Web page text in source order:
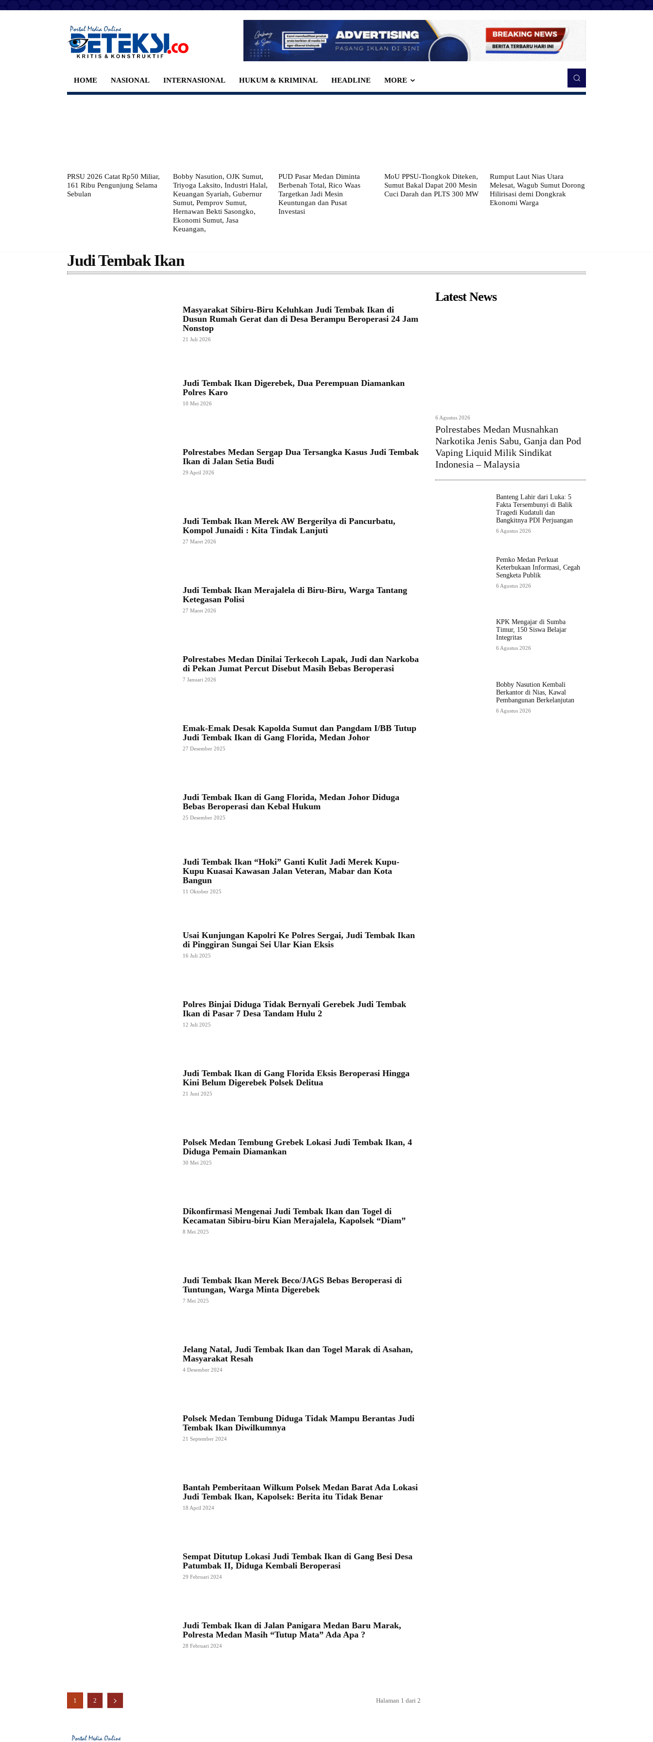
HOME NASIONAL INTERNASIONAL HUKUM & KRIMINAL HEADLINE MORE
PRSU 2026 Catat Rp50 Miliar,
161 Ribu Pengunjung Selama
Sebulan
Bobby Nasution, OJK Sumut,
Triyoga Laksito, Industri Halal,
Keuangan Syariah, Gubernur
Sumut, Pemprov Sumut,
Hernawan Bekti Sasongko,
Ekonomi Sumut, Jasa
Keuangan,
PUD Pasar Medan Diminta
Berbenah Total, Rico Waas
Targetkan Jadi Mesin
Keuntungan dan Pusat
Investasi
MoU PPSU-Tiongkok Diteken,
Sumut Bakal Dapat 200 Mesin
Cuci Darah dan PLTS 300 MW
Rumput Laut Nias Utara
Melesat, Wagub Sumut Dorong
Hilirisasi demi Dongkrak
Ekonomi Warga
Judi Tembak Ikan
Masyarakat Sibiru-Biru Keluhkan Judi Tembak Ikan di
Dusun Rumah Gerat dan di Desa Berampu Beroperasi 24 Jam
Nonstop
21 Juli 2026
Judi Tembak Ikan Digerebek, Dua Perempuan Diamankan
Polres Karo
10 Mei 2026
Polrestabes Medan Sergap Dua Tersangka Kasus Judi Tembak
Ikan di Jalan Setia Budi
29 April 2026
Judi Tembak Ikan Merek AW Bergerilya di Pancurbatu,
Kompol Junaidi : Kita Tindak Lanjuti
27 Maret 2026
Judi Tembak Ikan Merajalela di Biru-Biru, Warga Tantang
Ketegasan Polisi
27 Maret 2026
Polrestabes Medan Dinilai Terkecoh Lapak, Judi dan Narkoba
di Pekan Jumat Percut Disebut Masih Bebas Beroperasi
7 Januari 2026
Emak-Emak Desak Kapolda Sumut dan Pangdam I/BB Tutup
Judi Tembak Ikan di Gang Florida, Medan Johor
27 Desember 2025
Judi Tembak Ikan di Gang Florida, Medan Johor Diduga
Bebas Beroperasi dan Kebal Hukum
25 Desember 2025
Judi Tembak Ikan “Hoki” Ganti Kulit Jadi Merek Kupu-
Kupu Kuasai Kawasan Jalan Veteran, Mabar dan Kota
Bangun
11 Oktober 2025
Usai Kunjungan Kapolri Ke Polres Sergai, Judi Tembak Ikan
di Pinggiran Sungai Sei Ular Kian Eksis
16 Juli 2025
Polres Binjai Diduga Tidak Bernyali Gerebek Judi Tembak
Ikan di Pasar 7 Desa Tandam Hulu 2
12 Juli 2025
Judi Tembak Ikan di Gang Florida Eksis Beroperasi Hingga
Kini Belum Digerebek Polsek Delitua
21 Juni 2025
Polsek Medan Tembung Grebek Lokasi Judi Tembak Ikan, 4
Diduga Pemain Diamankan
30 Mei 2025
Dikonfirmasi Mengenai Judi Tembak Ikan dan Togel di
Kecamatan Sibiru-biru Kian Merajalela, Kapolsek “Diam”
8 Mei 2025
Judi Tembak Ikan Merek Beco/JAGS Bebas Beroperasi di
Tuntungan, Warga Minta Digerebek
7 Mei 2025
Jelang Natal, Judi Tembak Ikan dan Togel Marak di Asahan,
Masyarakat Resah
4 Desember 2024
Polsek Medan Tembung Diduga Tidak Mampu Berantas Judi
Tembak Ikan Diwilkumnya
21 September 2024
Bantah Pemberitaan Wilkum Polsek Medan Barat Ada Lokasi
Judi Tembak Ikan, Kapolsek: Berita itu Tidak Benar
18 April 2024
Sempat Ditutup Lokasi Judi Tembak Ikan di Gang Besi Desa
Patumbak II, Diduga Kembali Beroperasi
29 Februari 2024
Judi Tembak Ikan di Jalan Panigara Medan Baru Marak,
Polresta Medan Masih “Tutup Mata” Ada Apa ?
28 Februari 2024
1 2 Halaman 1 dari 2
Latest News
6 Agustus 2026
Polrestabes Medan Musnahkan
Narkotika Jenis Sabu, Ganja dan Pod
Vaping Liquid Milik Sindikat
Indonesia – Malaysia
Banteng Lahir dari Luka: 5
Fakta Tersembunyi di Balik
Tragedi Kudatuli dan
Bangkitnya PDI Perjuangan
6 Agustus 2026
Pemko Medan Perkuat
Keterbukaan Informasi, Cegah
Sengketa Publik
6 Agustus 2026
KPK Mengajar di Sumba
Timur, 150 Siswa Belajar
Integritas
6 Agustus 2026
Bobby Nasution Kembali
Berkantor di Nias, Kawal
Pembangunan Berkelanjutan
6 Agustus 2026